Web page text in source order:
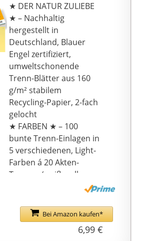
★ DER NATUR ZULIEBE
★ – Nachhaltig
hergestellt in
Deutschland, Blauer
Engel zertifiziert,
umweltschonende
Trenn-Blätter aus 160
g/m² stabilem
Recycling-Papier, 2-fach
gelocht
★ FARBEN ★ – 100
bunte Trenn-Einlagen in
5 verschiedenen, Light-
Farben á 20 Akten-
Trenner (weiß, gelb,
hell-grün, hell-rot, hell-
auch ideal für Drucker
geeignet
(Druckereinstellungen
Bei Amazon kaufen*
6,99 €